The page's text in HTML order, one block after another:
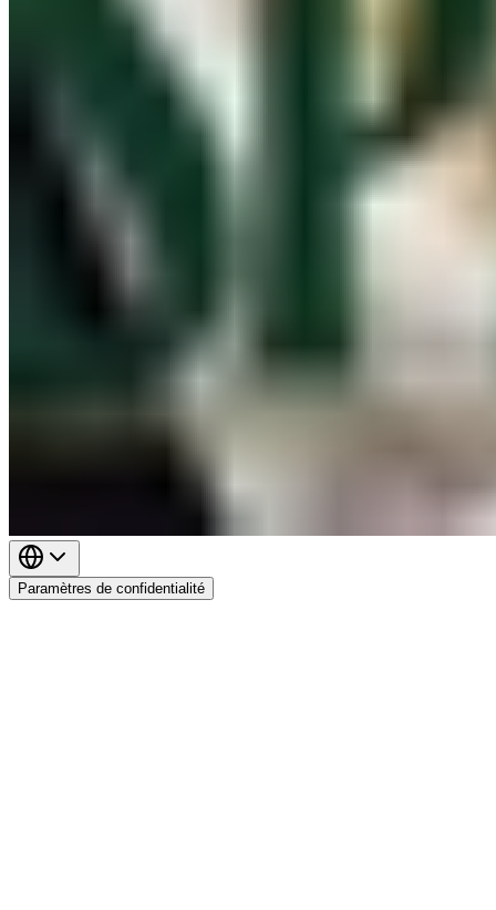
Paramètres de confidentialité